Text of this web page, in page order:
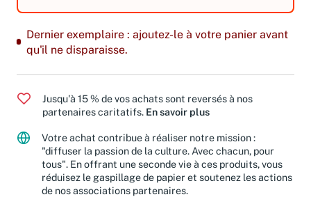
Dernier exemplaire : ajoutez-le à votre panier avant
qu'il ne disparaisse.
Jusqu'à 15 % de vos achats sont reversés à nos
partenaires caritatifs. En savoir plus
Votre achat contribue à réaliser notre mission :
"diffuser la passion de la culture. Avec chacun, pour
tous". En offrant une seconde vie à ces produits, vous
réduisez le gaspillage de papier et soutenez les actions
de nos associations partenaires.